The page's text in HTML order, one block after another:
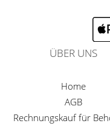
ÜBER UNS
Home
AGB
Rechnungskauf für